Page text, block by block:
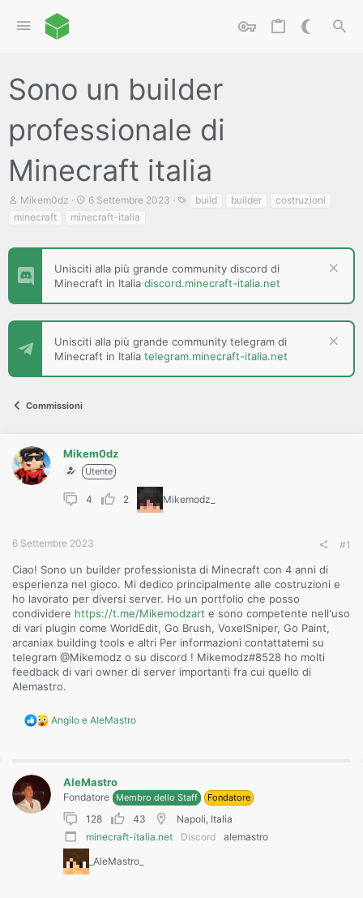
Sono un builder
professionale di
Minecraft italia
C
e
t
r
D
u
s
Mikem0dz
D
t
d
i
n
i
o
6 Settembre 2023 build builder
costruzioni
minecraft
minecraft-italia
Unisciti alla più grande community discord di
Minecraft in Italia discord.minecraft-italia.net
Unisciti alla più grande community telegram di
Minecraft in Italia telegram.minecraft-italia.net
Commissioni
Mikem0dz
Utente
4 2 Mikemodz_
6 Settembre 2023 #1
Ciao! Sono un builder professionista di Minecraft con 4 anni di
esperienza nel gioco. Mi dedico principalmente alle costruzioni e
ho lavorato per diversi server. Ho un portfolio che posso
condividere https://t.me/Mikemodzart e sono competente nell'uso
di vari plugin come WorldEdit, Go Brush, VoxelSniper, Go Paint,
arcaniax building tools e altri Per informazioni contattatemi su
telegram @Mikemodz o su discord ! Mikemodz#8528 ho molti
feedback di vari owner di server importanti fra cui quello di
Alemastro.
R
o
Angilo e AleMastro
AleMastro
Fondatore Membro dello Staff Fondatore
128 43
Napoli, Italia
minecraft-italia.net
Discord
alemastro
_AleMastro_